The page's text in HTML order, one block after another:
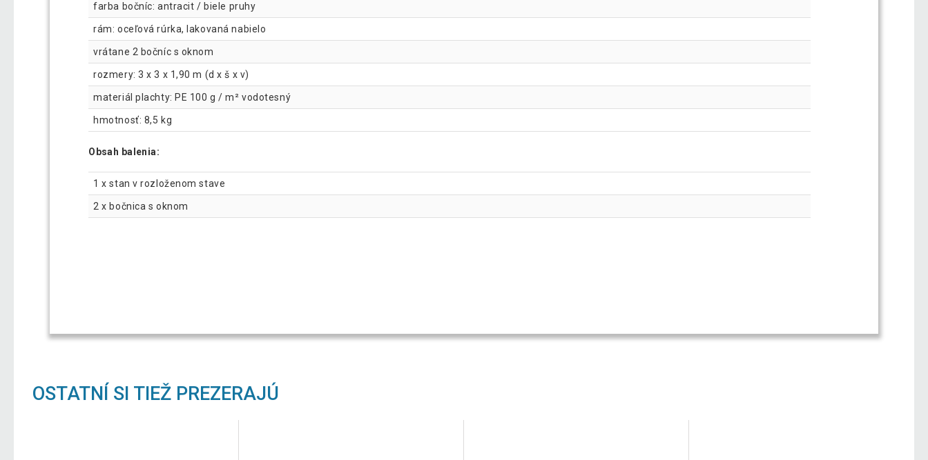
farba bočníc: antracit / biele pruhy
rám: oceľová rúrka, lakovaná nabielo
vrátane 2 bočníc s oknom
rozmery: 3 x 3 x 1,90 m (d x š x v)
materiál plachty: PE 100 g / m² vodotesný
hmotnosť: 8,5 kg
Obsah balenia:
1 x stan v rozloženom stave
2 x bočnica s oknom
OSTATNÍ SI TIEŽ PREZERAJÚ